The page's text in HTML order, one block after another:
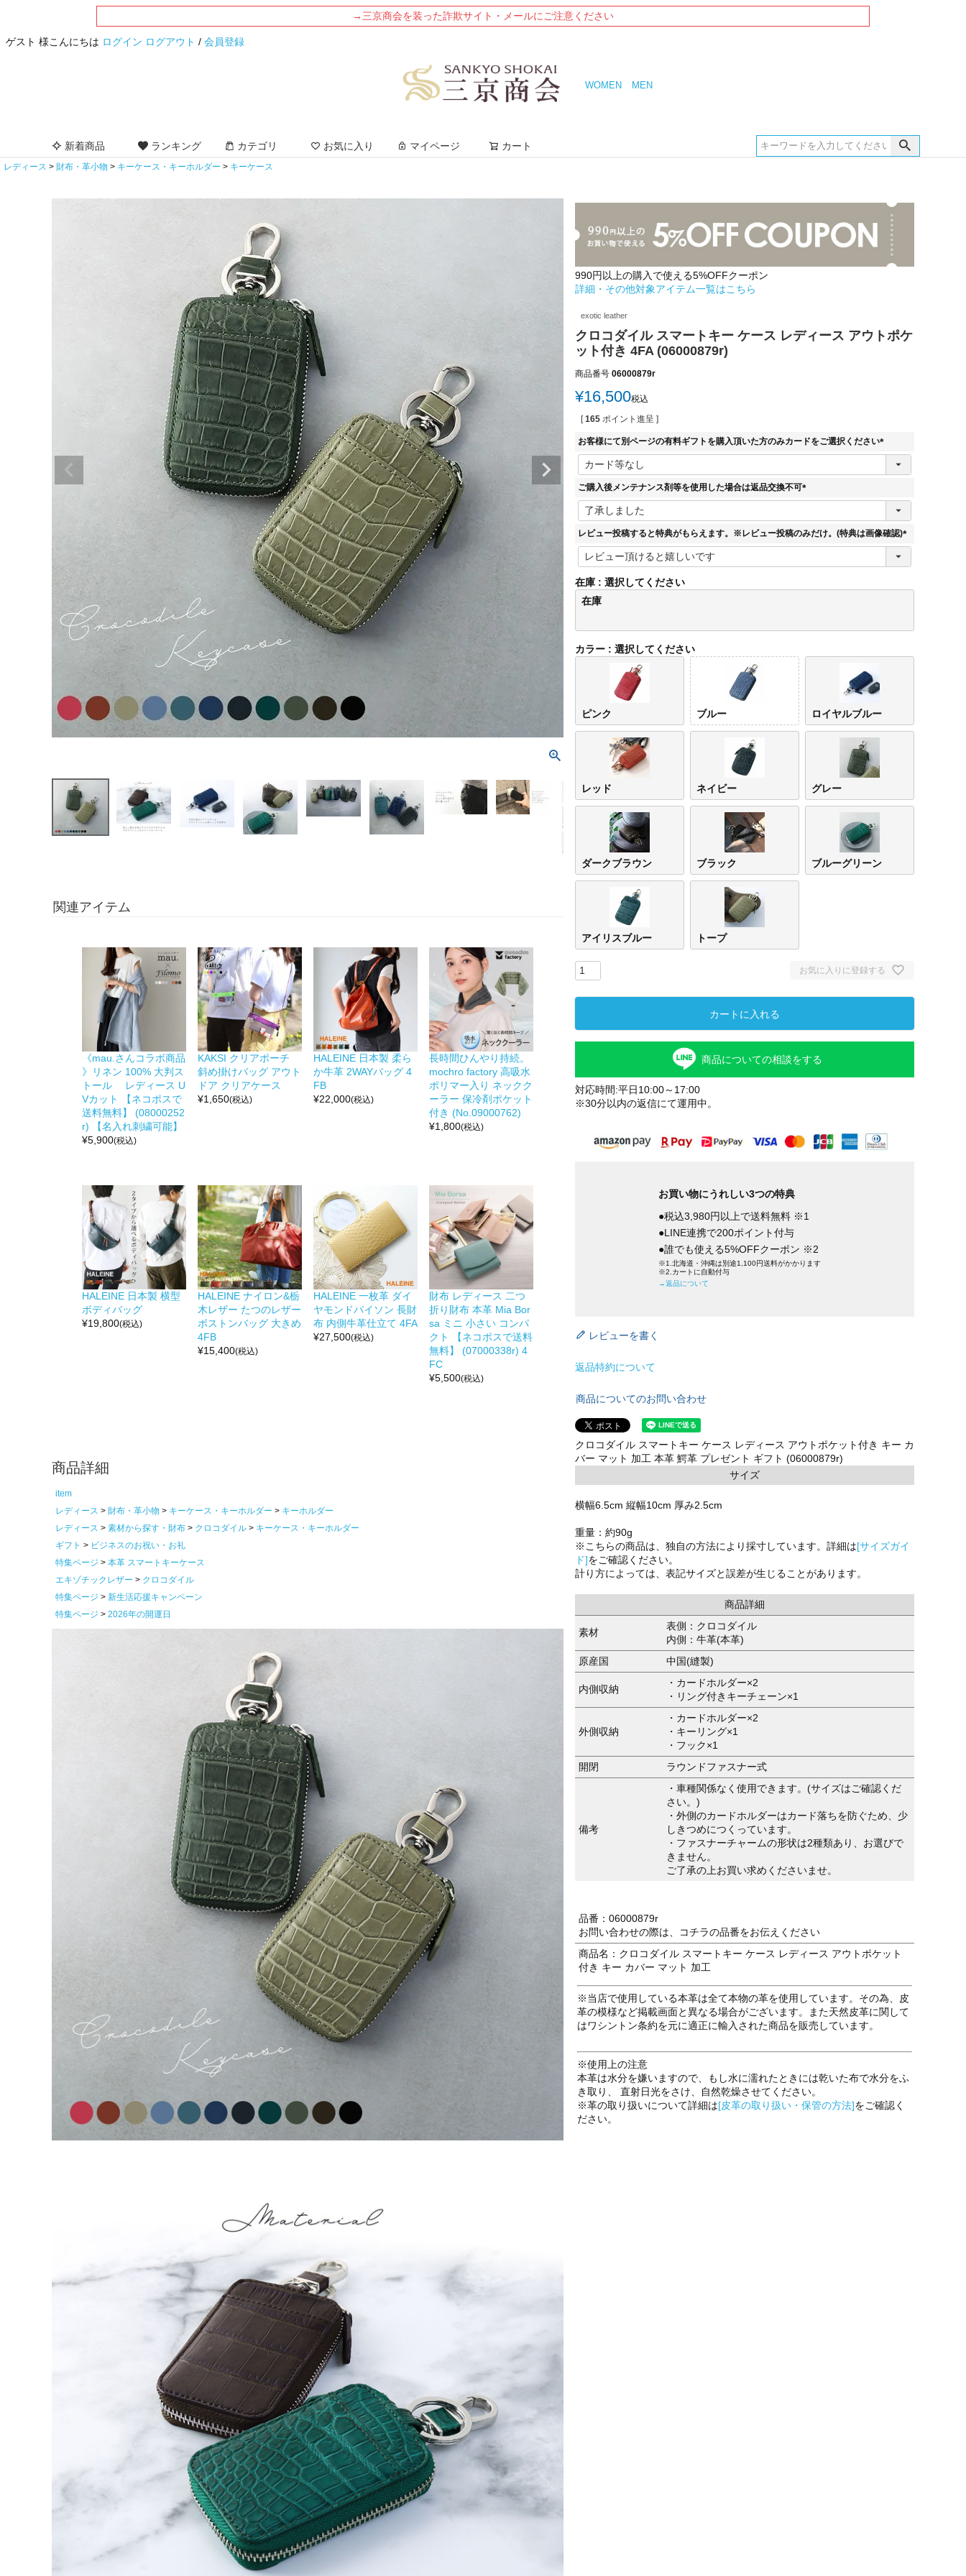
→三京商会を装った詐欺サイト・メールにご注意ください
ゲスト 様こんにちは ログイン ログアウト / 会員登録
WOMEN MEN
新着商品 ランキング カテゴリ お気に入り マイページ カート
レディース 財布・革小物 キーケース・キーホルダー キーケース
関連アイテム
《mau.さんコラボ商品
》リネン 100% 大判ス
トール レディース U
Vカット 【ネコポスで
送料無料】 (08000252
r) 【名入れ刺繍可能】
¥5,900(税込)
KAKSI クリアポーチ
斜め掛けバッグ アウト
ドア クリアケース
¥1,650(税込)
HALEINE 日本製 柔ら
か牛革 2WAYバッグ 4
FB
¥22,000(税込)
長時間ひんやり持続。
mochro factory 高吸水
ポリマー入り ネックク
ーラー 保冷剤ポケット
付き (No.09000762)
¥1,800(税込)
HALEINE 日本製 横型
ボディバッグ
¥19,800(税込)
HALEINE ナイロン&栃
木レザー たつのレザー
ボストンバッグ 大きめ
4FB
¥15,400(税込)
HALEINE 一枚革 ダイ
ヤモンドパイソン 長財
布 内側牛革仕立て 4FA
¥27,500(税込)
財布 レディース 二つ
折り財布 本革 Mia Bor
sa ミニ 小さい コンパ
クト 【ネコポスで送料
無料】 (07000338r) 4
FC
¥5,500(税込)
商品詳細
item
レディース
財布・革小物 キーケース・キーホルダー
キーホルダー
レディース
素材から探す・財布 クロコダイル
キーケース・キーホルダー
ギフト
ビジネスのお祝い・お礼
特集ページ
本革 スマートキーケース
エキゾチックレザー
クロコダイル
特集ページ
新生活応援キャンペーン
特集ページ
2026年の開運日
990円以上の購入で使える5%OFFクーポン
詳細・その他対象アイテム一覧はこちら
exotic leather
クロコダイル スマートキー ケース レディース アウトポケ
ット付き 4FA (06000879r)
商品番号 06000879r
¥16,500税込
[ 165 ポイント進呈 ]
お客様にて別ページの有料ギフトを購入頂いた方のみカードをご選択ください
(
ご購入後メンテナンス剤等を使用した場合は返品交換不可
(
須
レビュー投稿すると特典がもらえます。※レビュー投稿のみだけ。(特典は画像確認)
(
)
在庫
選択してください
在庫
カラー 選択してください
ピンク ブルー ロイヤルブルー
レッド ネイビー グレー
ダークブラウン ブラック ブルーグリーン
アイリスブルー トープ
お気に入りに登録する
カートに入れる
商品についての相談をする
対応時間:平日10:00～17:00
※30分以内の返信にて運用中。
お買い物にうれしい3つの特典
●税込3,980円以上で送料無料 ※1
●LINE連携で200ポイント付与
●誰でも使える5%OFFクーポン ※2
※1.北海道・沖縄は別途1,100円送料がかかります
※2.カートに自動付与
→返品について
レビューを書く
返品特約について
商品についてのお問い合わせ
クロコダイル スマートキー ケース レディース アウトポケット付き キー カ
バー マット 加工 本革 鰐革 プレゼント ギフト (06000879r)
サイズ
横幅6.5cm 縦幅10cm 厚み2.5cm
重量：約90g
※こちらの商品は、独自の方法により採寸しています。詳細は[サイズガイ
ド]をご確認ください。
計り方によっては、表記サイズと誤差が生じることがあります。
商品詳細
素材
表側：クロコダイル
内側：牛革(本革)
原産国
中国(縫製)
内側収納
・カードホルダー×2
・リング付きキーチェーン×1
外側収納
・カードホルダー×2
・キーリング×1
・フック×1
開閉
ラウンドファスナー式
備考
・車種関係なく使用できます。(サイズはご確認くだ
さい。)
・外側のカードホルダーはカード落ちを防ぐため、少
しきつめにつくっています。
・ファスナーチャームの形状は2種類あり、お選びで
きません。
ご了承の上お買い求めくださいませ。
品番：06000879r
お問い合わせの際は、コチラの品番をお伝えください
商品名：クロコダイル スマートキー ケース レディース アウトポケット
付き キー カバー マット 加工
※当店で使用している本革は全て本物の革を使用しています。その為、皮
革の模様など掲載画面と異なる場合がございます。また天然皮革に関して
はワシントン条約を元に適正に輸入された商品を販売しています。
※使用上の注意
本革は水分を嫌いますので、もし水に濡れたときには乾いた布で水分をふ
き取り、 直射日光をさけ、自然乾燥させてください。
※革の取り扱いについて詳細は[皮革の取り扱い・保管の方法]をご確認く
ださい。